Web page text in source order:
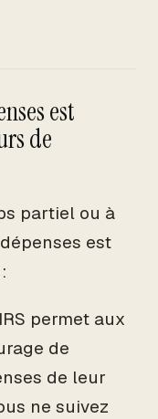
est
de
partiel ou à
est
permet aux
de
de leur
ne suivez